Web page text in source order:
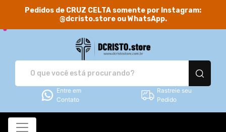
Pedidos de CRUZ CELTA somente por Instagram:
@dcristo.store ou WhatsApp.
Entre em
Contato
Rastreie seu
Pedido